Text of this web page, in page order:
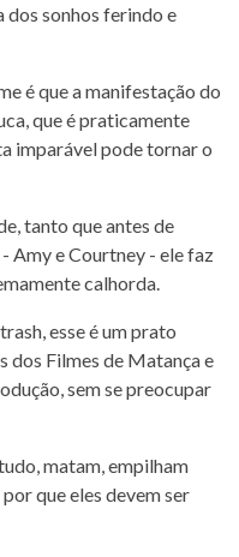
sonhos ferindo e
é que a manifestação do
que é praticamente
imparável pode tornar o
tanto que antes de
Amy e Courtney - ele faz
calhorda.
esse é um prato
dos Filmes de Matança e
sem se preocupar
matam, empilham
que eles devem ser